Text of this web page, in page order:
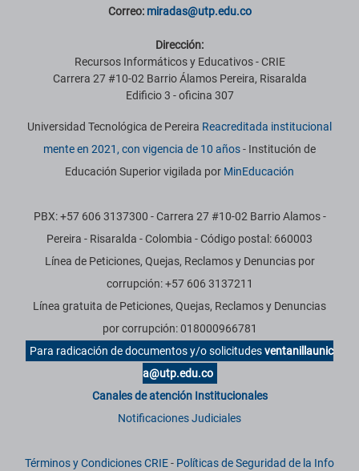
Correo: miradas@utp.edu.co
Dirección:
Recursos Informáticos y Educativos - CRIE
Carrera 27 #10-02 Barrio Álamos Pereira, Risaralda
Edificio 3 - oficina 307
Universidad Tecnológica de Pereira Reacreditada institucional
mente en 2021, con vigencia de 10 años- Institución de
Educación Superior vigilada por MinEducación
PBX: +57 606 3137300 - Carrera 27 #10-02 Barrio Alamos -
Pereira - Risaralda - Colombia - Código postal: 660003
Línea de Peticiones, Quejas, Reclamos y Denuncias por
corrupción: +57 606 3137211
Línea gratuita de Peticiones, Quejas, Reclamos y Denuncias
por corrupción: 018000966781
Para radicación de documentos y/o solicitudesventanillaunic
a@utp.edu.co
Canales de atención Institucionales
Notificaciones Judiciales
Términos y Condiciones CRIE- Políticas de Seguridad de la Info